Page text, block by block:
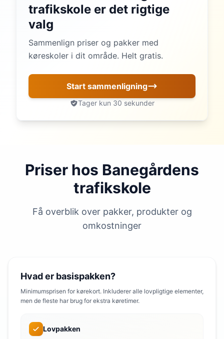
trafikskole er det rigtige
valg
Sammenlign priser og pakker med
køreskoler i dit område. Helt gratis.
Start sammenligning
Tager kun 30 sekunder
Priser hos Banegårdens
trafikskole
Få overblik over pakker, produkter og
omkostninger
Hvad er basispakken?
Minimumsprisen for kørekort. Inkluderer alle lovpligtige elementer,
men de fleste har brug for ekstra køretimer.
Lovpakken